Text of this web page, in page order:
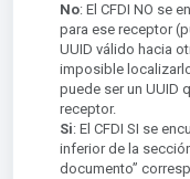
No: El CFDI NO se
para ese receptor
UUID válido hacia
imposible
puede ser un UUID
receptor.
Si: El CFDI SI se
inferior de la
documento”